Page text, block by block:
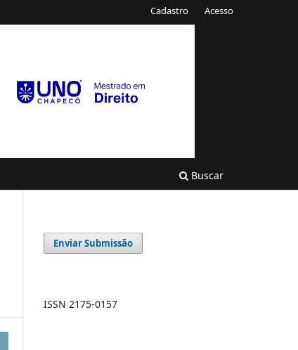
Buscar
Cadastro Acesso
Enviar Submissão
ISSN 2175-0157